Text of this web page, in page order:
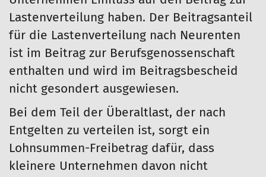
Lastenverteilung haben. Der Beitragsanteil
für die Lastenverteilung nach Neurenten
ist im Beitrag zur Berufsgenossenschaft
enthalten und wird im Beitragsbescheid
nicht gesondert ausgewiesen.
Bei dem Teil der Überaltlast, der nach
Entgelten zu verteilen ist, sorgt ein
Lohnsummen-Freibetrag dafür, dass
kleinere Unternehmen davon nicht